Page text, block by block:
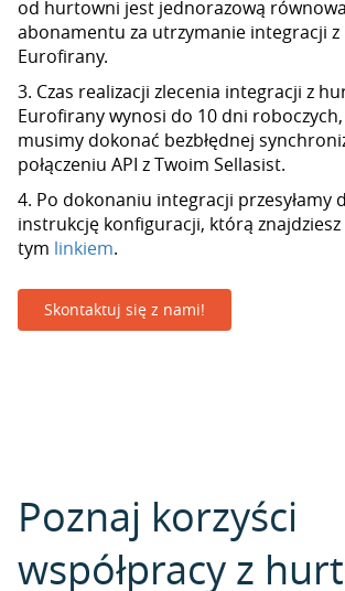
od hurtowni jest jednorazową
abonamentu za utrzymanie integracji
Eurofirany.
3. Czas realizacji zlecenia integracji z
Eurofirany wynosi do 10 dni
musimy dokonać bezbłędnej
połączeniu API z Twoim Sellasist.
4. Po dokonaniu integracji przesyłamy
instrukcję konfiguracji, którą
tym linkiem.
Skontaktuj się z nami!
Poznaj korzyści
współpracy z